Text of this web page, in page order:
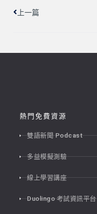
上一篇
熱門免費資源
雙語新聞 Podcast
多益模擬測驗
線上學習講座
Duolingo 考試資訊平台